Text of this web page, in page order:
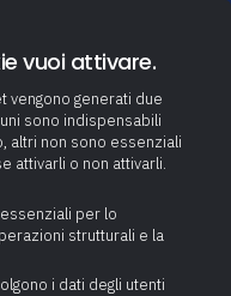
fondo risorse
del sistema di
alle
vuoi attivare.
vengono generati due
sono indispensabili
altri non sono essenziali
attivarli o non attivarli.
per lo
strutturali e la
i dati degli utenti